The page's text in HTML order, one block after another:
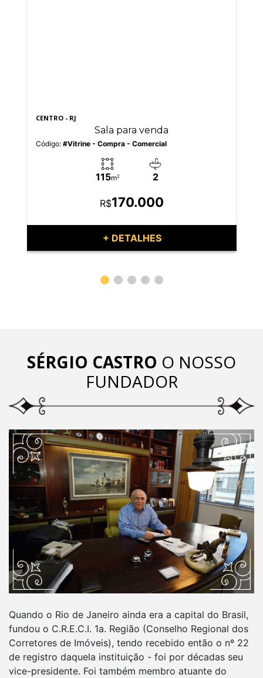
CENTRO - RJ
Sala para venda
Código: #Vitrine - Compra - Comercial
115m2 2
R$170.000
+ DETALHES
SÉRGIO CASTRO O NOSSO
FUNDADOR
Quando o Rio de Janeiro ainda era a capital do Brasil,
fundou o C.R.E.C.I. 1a. Região (Conselho Regional dos
Corretores de Imóveis), tendo recebido então o nº 22
de registro daquela instituição - foi por décadas seu
vice-presidente. Foi também membro atuante do